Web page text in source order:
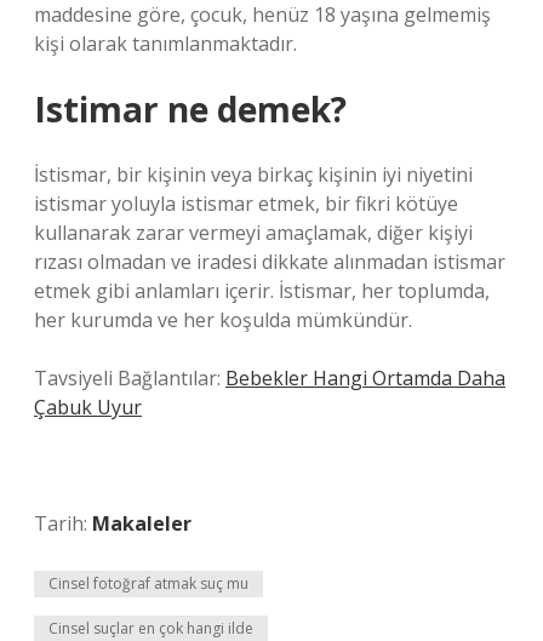
maddesine göre, çocuk, henüz 18 yaşına gelmemiş
kişi olarak tanımlanmaktadır.
Istimar ne demek?
İstismar, bir kişinin veya birkaç kişinin iyi niyetini
istismar yoluyla istismar etmek, bir fikri kötüye
kullanarak zarar vermeyi amaçlamak, diğer kişiyi
rızası olmadan ve iradesi dikkate alınmadan istismar
etmek gibi anlamları içerir. İstismar, her toplumda,
her kurumda ve her koşulda mümkündür.
Tavsiyeli Bağlantılar: Bebekler Hangi Ortamda Daha
Çabuk Uyur
Tarih: Makaleler
Cinsel fotoğraf atmak suç mu
Cinsel suçlar en çok hangi ilde